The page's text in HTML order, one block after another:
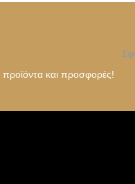
προϊόντα και προσφορές!